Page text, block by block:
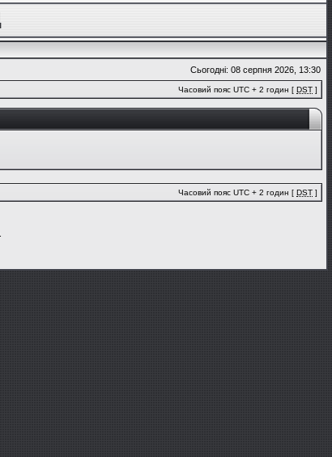
Сьогодні: 08 серпня 2026, 13:30
Часовий пояс UTC + 2 годин [ DST ]
Часовий пояс UTC + 2 годин [ DST ]